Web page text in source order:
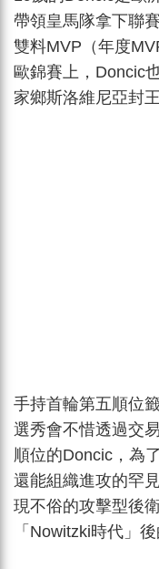
帶領皇馬隊拿下聯
雙料MVP（年度
歐錦賽上，Doncic
家鄉斯洛維尼亞封王
手持首輪第五順位
選秀會不惜透過交
順位的Doncic，為
還能組織進攻的罕
現不俗的攻擊型後
「Nowitzki時代」